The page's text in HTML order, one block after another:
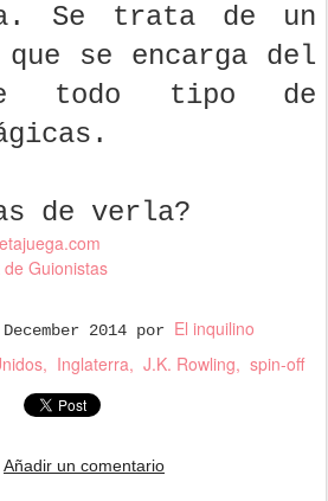
Se trata de un
que se encarga del
todo tipo de
de verla?
Guionistas
2014 por El inquilino
Inglaterra J.K. Rowling spin-off
Añadir un comentario